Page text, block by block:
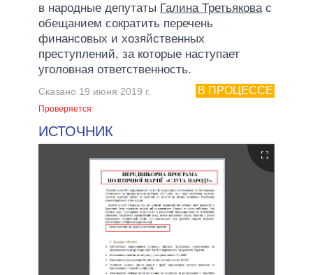
в народные депутаты Галина Третьякова с
обещанием сократить перечень
финансовых и хозяйственных
преступлений, за которые наступает
уголовная ответственность.
В ПРОЦЕССЕ
Сказано 19 июня 2019 г.
Проверяется
ИСТОЧНИК